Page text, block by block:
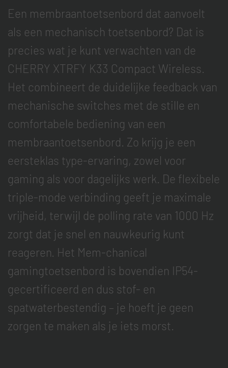
Een membraantoetsenbord dat aanvoelt
als een mechanisch toetsenbord? Dat is
precies wat je kunt verwachten van de
CHERRY XTRFY K33 Compact Wireless.
Het combineert de duidelijke feedback van
mechanische switches met de stille en
comfortabele bediening van een
membraantoetsenbord. Zo krijg je een
eersteklas type-ervaring, zowel voor
gaming als voor dagelijks werk. De flexibele
triple-mode verbinding geeft je maximale
vrijheid, terwijl de polling rate van 1000 Hz
zorgt dat je snel en nauwkeurig kunt
reageren. Het Mem-chanical
gamingtoetsenbord is bovendien IP54-
gecertificeerd en dus stof- en
spatwaterbestendig – je hoeft je geen
zorgen te maken als je iets morst.